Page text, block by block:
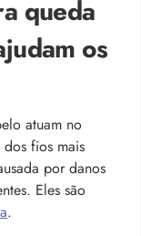
queda
os
atuam no
fios mais
por danos
Eles são
.